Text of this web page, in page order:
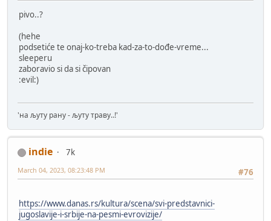
pivo..?
(hehe
podsetiće te onaj-ko-treba kad-za-to-dođe-vreme...
sleeperu
zaboravio si da si čipovan
:evil:)
'на љуту рану - љуту траву..!'
indie
7k
#76
March 04, 2023, 08:23:48 PM
https://www.danas.rs/kultura/scena/svi-predstavnici-
jugoslavije-i-srbije-na-pesmi-evrovizije/